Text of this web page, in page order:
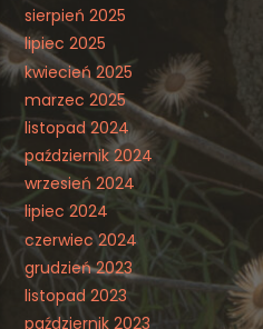
sierpień 2025
lipiec 2025
kwiecień 2025
marzec 2025
listopad 2024
październik 2024
wrzesień 2024
lipiec 2024
czerwiec 2024
grudzień 2023
listopad 2023
październik 2023